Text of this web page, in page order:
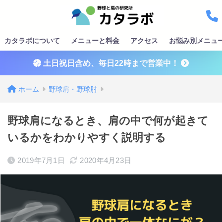
カタラボについて メニューと料金 アクセス お悩み別メニュ
土日祝日含め、毎日22時まで営業中！
ホーム 野球肩・野球肘
野球肩になるとき、肩の中で何が起きて
いるかをわかりやすく説明する
2019年7月1日 2020年4月23日